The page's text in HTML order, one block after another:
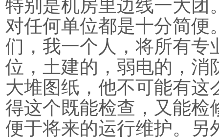
特别是机房里边线一大团
对任何单位都是十分简
们，我一个人，将所有专
位，土建的，弱电的，消
大堆图纸，他不可能有
得这个既能检查，又能检
便于将来的运行维护。另